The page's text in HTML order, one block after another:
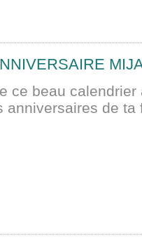
ce beau calendrier
anniversaires de ta